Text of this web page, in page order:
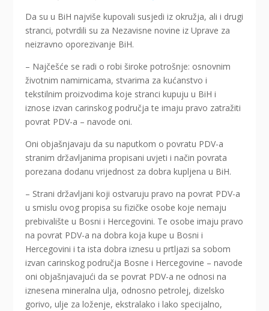
Da su u BiH najviše kupovali susjedi iz okružja, ali i drugi
stranci, potvrdili su za Nezavisne novine iz Uprave za
neizravno oporezivanje BiH.
– Najčešće se radi o robi široke potrošnje: osnovnim
životnim namirnicama, stvarima za kućanstvo i
tekstilnim proizvodima koje stranci kupuju u BiH i
iznose izvan carinskog područja te imaju pravo zatražiti
povrat PDV-a – navode oni.
Oni objašnjavaju da su naputkom o povratu PDV-a
stranim državljanima propisani uvjeti i način povrata
porezana dodanu vrijednost za dobra kupljena u BiH.
– Strani državljani koji ostvaruju pravo na povrat PDV-a
u smislu ovog propisa su fizičke osobe koje nemaju
prebivalište u Bosni i Hercegovini. Te osobe imaju pravo
na povrat PDV-a na dobra koja kupe u Bosni i
Hercegovini i ta ista dobra iznesu u prtljazi sa sobom
izvan carinskog područja Bosne i Hercegovine – navode
oni objašnjavajući da se povrat PDV-a ne odnosi na
iznesena mineralna ulja, odnosno petrolej, dizelsko
gorivo, ulje za loženje, ekstralako i lako specijalno,